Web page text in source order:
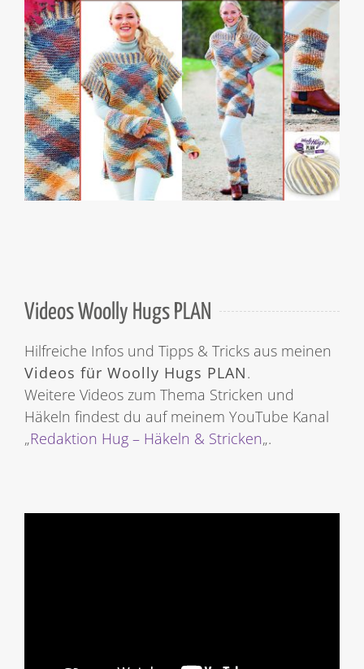
Videos Woolly Hugs PLAN
Hilfreiche Infos und Tipps & Tricks aus meinen
Videos für Woolly Hugs PLAN.
Weitere Videos zum Thema Stricken und
Häkeln findest du auf meinem YouTube Kanal
„Redaktion Hug – Häkeln & Stricken„.